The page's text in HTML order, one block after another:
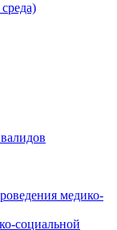
медико-
социальной